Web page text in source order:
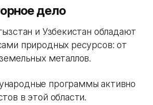
дело
и Узбекистан обладают
природных ресурсов: от
металлов.
программы активно
в этой области.